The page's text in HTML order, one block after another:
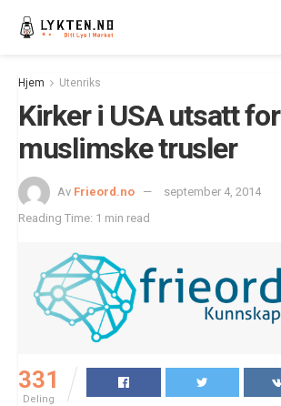
Hjem Utenriks
Kirker i USA utsatt for
muslimske trusler
Av Frieord.no
september 4, 2014
Reading Time: 1 min read
331
Deling